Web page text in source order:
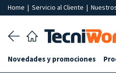
Home | Servicio al Cliente |
Novedades y promociones